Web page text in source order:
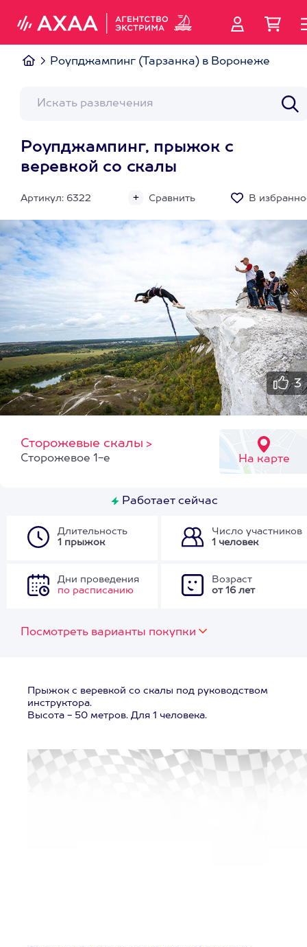
Роупджампинг (Тарзанка) в Воронеже
Роупджампинг, прыжок с
веревкой со скалы
Артикул: 6322 Сравнить В
3
Сторожевые скалы >
На карте
Сторожевое 1-е
Работает сейчас
Длительность
1 прыжок
Число участников
1 человек
Дни проведения
по расписанию
Возраст
от 16 лет
Посмотреть варианты покупки
Прыжок с веревкой со скалы под руководством
инструктора.
Высота - 50 метров. Для 1 человека.